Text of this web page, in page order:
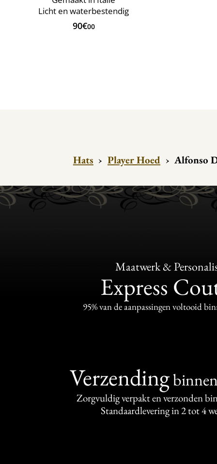
Licht en waterbestendig
90€00
Hats › Player Hoed › Alfonso
Maatwerk &
Express
95% van de aanpassingen voltooid
Verzending
Zorgvuldig verpakt en verzonden
Standaardlevering in 2 tot 4